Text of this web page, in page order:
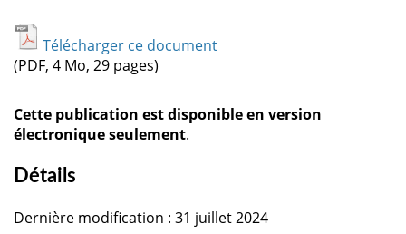
Télécharger ce document
(PDF, 4 Mo, 29 pages)
Cette publication est disponible en version
électronique seulement.
Détails
Dernière modification : 31 juillet 2024